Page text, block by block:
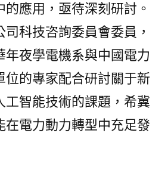
應用，亟待深刻研討。
科技咨詢委員會委員，
年夜學電機系與中國電力
位的專家配合研討關于新
工智能技術的課題，希冀
在電力動力轉型中充足發